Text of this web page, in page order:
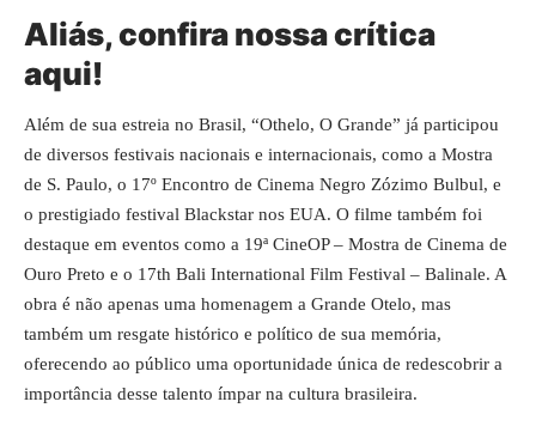
Aliás, confiranossa crítica
aqui!
Além de sua estreia no Brasil, “Othelo, O Grande” já participou
de diversos festivais nacionais e internacionais, como a Mostra
de S. Paulo, o 17º Encontro de Cinema Negro Zózimo Bulbul, e
o prestigiado festival Blackstar nos EUA. O filme também foi
destaque em eventos como a 19ª CineOP – Mostra de Cinema de
Ouro Preto e o 17th Bali International Film Festival – Balinale. A
obra é não apenas uma homenagem a Grande Otelo, mas
também um resgate histórico e político de sua memória,
oferecendo ao público uma oportunidade única de redescobrir a
importância desse talento ímpar na cultura brasileira.